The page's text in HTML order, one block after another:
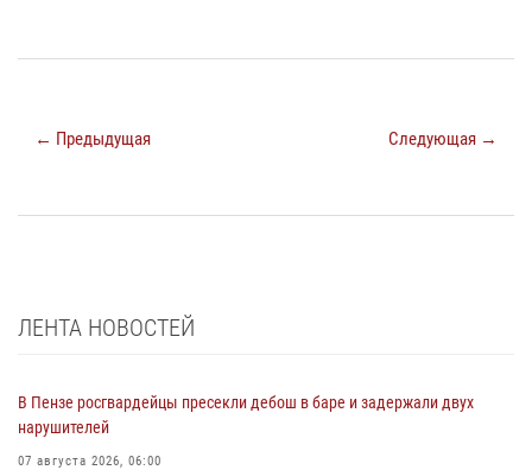
← Предыдущая Следующая →
ЛЕНТА НОВОСТЕЙ
В Пензе росгвардейцы пресекли дебош в баре и задержали двух
нарушителей
07 августа 2026, 06:00